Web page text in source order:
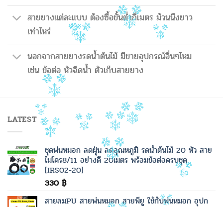
สายยางแต่ละแบบ ต้องซื้อขั้นต่ำกี่เมตร ม้วนนึงยาว
เท่าไหร่
นอกจากสายยางรดน้ำต้นไม้ มีขายอุปกรณ์อื่นๆไหม
เช่น ข้อต่อ หัวฉีดน้ำ ตัวเก็บสายยาง
LATEST
ชุดพ่นหมอก ลดฝุ่น ลดอุณหภูมิ รดน้ำต้นไม้ 20 หัว สาย
ไมโคร8/11 อย่างดี 20เมตร พร้อมข้อต่อครบชุด
[IRS02-20]
330 ฿
สายลมPU สายพ่นหมอก สายพียู ใช้กับพ่นหมอก อุปก